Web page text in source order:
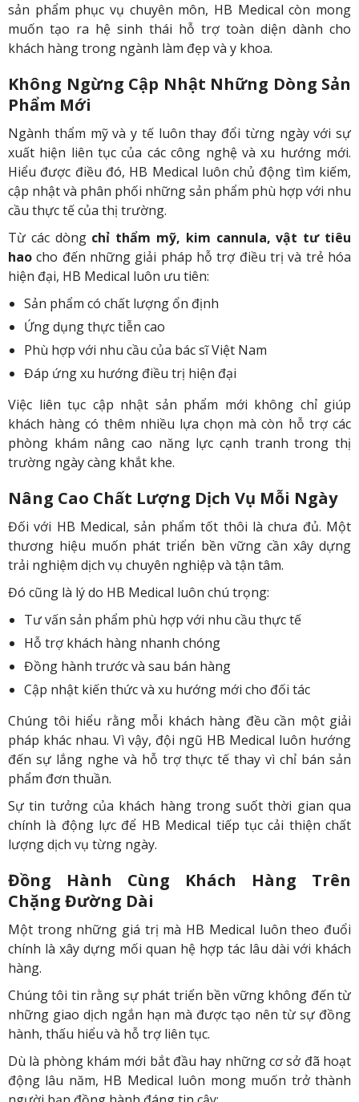
sản phẩm phục vụ chuyên môn, HB Medical còn mong
muốn tạo ra hệ sinh thái hỗ trợ toàn diện dành cho
khách hàng trong ngành làm đẹp và y khoa.
Không Ngừng Cập Nhật Những Dòng Sản
Phẩm Mới
Ngành thẩm mỹ và y tế luôn thay đổi từng ngày với sự
xuất hiện liên tục của các công nghệ và xu hướng mới.
Hiểu được điều đó, HB Medical luôn chủ động tìm kiếm,
cập nhật và phân phối những sản phẩm phù hợp với nhu
cầu thực tế của thị trường.
Từ các dòng chỉ thẩm mỹ, kim cannula, vật tư tiêu
hao cho đến những giải pháp hỗ trợ điều trị và trẻ hóa
hiện đại, HB Medical luôn ưu tiên:
Sản phẩm có chất lượng ổn định
Ứng dụng thực tiễn cao
Phù hợp với nhu cầu của bác sĩ Việt Nam
Đáp ứng xu hướng điều trị hiện đại
Việc liên tục cập nhật sản phẩm mới không chỉ giúp
khách hàng có thêm nhiều lựa chọn mà còn hỗ trợ các
phòng khám nâng cao năng lực cạnh tranh trong thị
trường ngày càng khắt khe.
Nâng Cao Chất Lượng Dịch Vụ Mỗi Ngày
Đối với HB Medical, sản phẩm tốt thôi là chưa đủ. Một
thương hiệu muốn phát triển bền vững cần xây dựng
trải nghiệm dịch vụ chuyên nghiệp và tận tâm.
Đó cũng là lý do HB Medical luôn chú trọng:
Tư vấn sản phẩm phù hợp với nhu cầu thực tế
Hỗ trợ khách hàng nhanh chóng
Đồng hành trước và sau bán hàng
Cập nhật kiến thức và xu hướng mới cho đối tác
Chúng tôi hiểu rằng mỗi khách hàng đều cần một giải
pháp khác nhau. Vì vậy, đội ngũ HB Medical luôn hướng
đến sự lắng nghe và hỗ trợ thực tế thay vì chỉ bán sản
phẩm đơn thuần.
Sự tin tưởng của khách hàng trong suốt thời gian qua
chính là động lực để HB Medical tiếp tục cải thiện chất
lượng dịch vụ từng ngày.
Đồng Hành Cùng Khách Hàng Trên
Chặng Đường Dài
Một trong những giá trị mà HB Medical luôn theo đuổi
chính là xây dựng mối quan hệ hợp tác lâu dài với khách
hàng.
Chúng tôi tin rằng sự phát triển bền vững không đến từ
những giao dịch ngắn hạn mà được tạo nên từ sự đồng
hành, thấu hiểu và hỗ trợ liên tục.
Dù là phòng khám mới bắt đầu hay những cơ sở đã hoạt
động lâu năm, HB Medical luôn mong muốn trở thành